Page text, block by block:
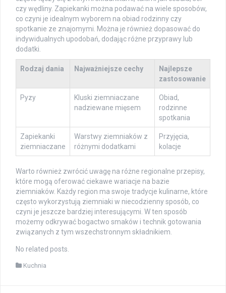
czy wędliny. Zapiekanki można podawać na wiele sposobów,
co czyni je idealnym wyborem na obiad rodzinny czy
spotkanie ze znajomymi. Można je również dopasować do
indywidualnych upodobań, dodając różne przyprawy lub
dodatki.
Rodzaj dania Najważniejsze cechy
Najlepsze
zastosowanie
Pyzy
Kluski ziemniaczane
nadziewane mięsem
Obiad,
rodzinne
spotkania
Zapiekanki
ziemniaczane
Warstwy ziemniaków z
różnymi dodatkami
Przyjęcia,
kolacje
Warto również zwrócić uwagę na różne regionalne przepisy,
które mogą oferować ciekawe wariacje na bazie
ziemniaków. Każdy region ma swoje tradycje kulinarne, które
często wykorzystują ziemniaki w niecodzienny sposób, co
czyni je jeszcze bardziej interesującymi. W ten sposób
możemy odkrywać bogactwo smaków i technik gotowania
związanych z tym wszechstronnym składnikiem.
No related posts.
Kuchnia